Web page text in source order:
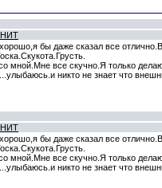
бы даже сказал все
мной.Мне все скучно.Я только
никто не знает что
бы даже сказал все
мной.Мне все скучно.Я только
никто не знает что